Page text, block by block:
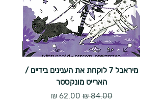
מיראבל 7 לוקחת את הענינים בידיים /
הארייט מונקסטר
מחיר רגיל‏84.00 ‏₪ מחיר מבצע